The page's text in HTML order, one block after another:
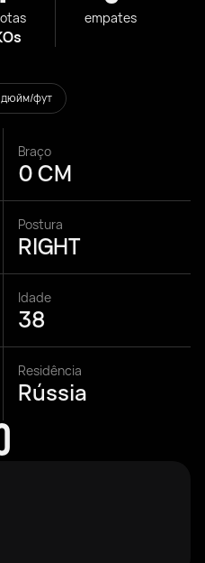
empates
дюйм/фут
Braço
0 CM
Postura
RIGHT
Idade
38
Residência
Rússia